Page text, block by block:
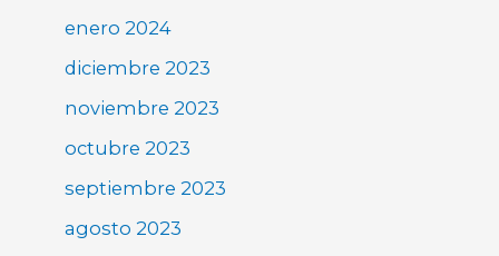
enero 2024
diciembre 2023
noviembre 2023
octubre 2023
septiembre 2023
agosto 2023